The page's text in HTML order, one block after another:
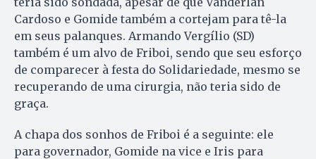
Cardoso e Gomide também a cortejam para tê-la
em seus pa­lanques. Armando Vergílio (SD)
também é um alvo de Friboi, sendo que seu esforço
de comparecer à festa do Soli­da­rie­da­­de, mesmo se
recuperando de uma cirurgia, não teria sido de
graça.
A chapa dos sonhos de Friboi é a seguinte: ele
para governador, Gomide na vice e Iris para